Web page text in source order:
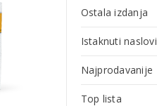
Ostala izdanja
Istaknuti naslovi
Najprodavanije
Top lista